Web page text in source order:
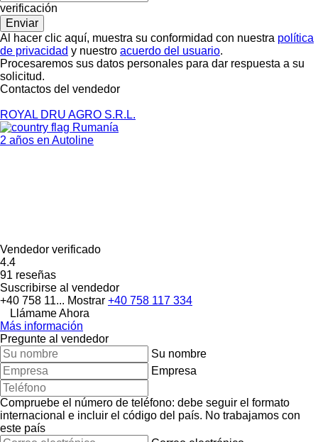
verificación
Al hacer clic aquí, muestra su conformidad con nuestra política
de privacidad y nuestro acuerdo del usuario.
Procesaremos sus datos personales para dar respuesta a su
solicitud.
Contactos del vendedor
ROYAL DRU AGRO S.R.L.
Rumanía
2 años en Autoline
Vendedor verificado
4.4
91 reseñas
Suscribirse al vendedor
+40 758 11... Mostrar +40 758 117 334
Llámame Ahora
Más información
Pregunte al vendedor
Su nombre
Empresa
Compruebe el número de teléfono: debe seguir el formato
internacional e incluir el código del país. No trabajamos con
este país